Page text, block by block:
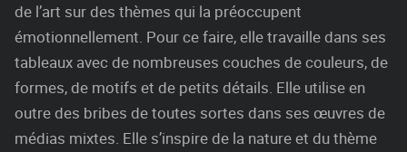
de l’art sur des thèmes qui la préoccupent
émotionnellement. Pour ce faire, elle travaille dans ses
tableaux avec de nombreuses couches de couleurs, de
formes, de motifs et de petits détails. Elle utilise en
outre des bribes de toutes sortes dans ses œuvres de
médias mixtes. Elle s’inspire de la nature et du thème